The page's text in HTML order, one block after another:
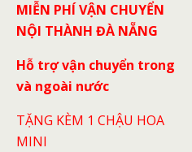
MIỄN PHÍ VẬN CHUYỂN
NỘI THÀNH ĐÀ NẴNG
Hỗ trợ vận chuyển trong
và ngoài nước
TẶNG KÈM 1 CHẬU HOA
MINI